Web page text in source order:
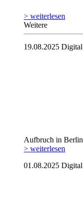
> weiterlesen
Weitere
19.08.2025 Digital
Aufbruch in Berlin
> weiterlesen
01.08.2025 Digital